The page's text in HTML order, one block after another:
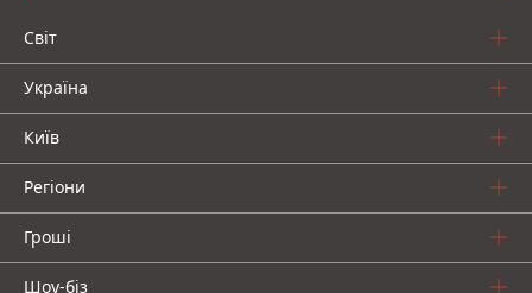
Світ
Україна
Київ
Регіони
Гроші
Шоу-біз